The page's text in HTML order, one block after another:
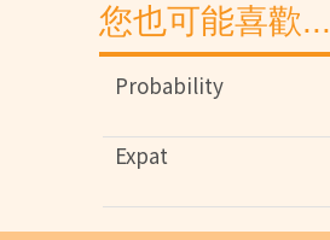
您也可能喜歡...
Probability
Expat